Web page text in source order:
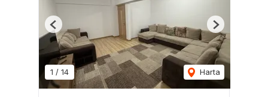
1 / 14 Harta
Previous Next